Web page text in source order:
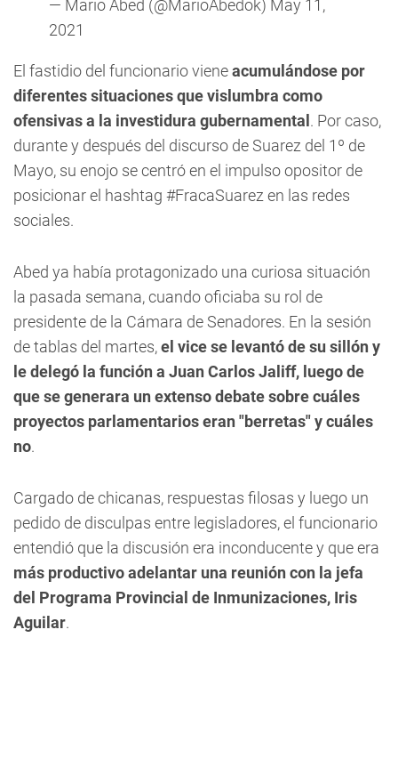
— Mario Abed (@MarioAbedok) May 11,
2021
El fastidio del funcionario vieneacumulándose por
diferentes situaciones que vislumbra como
ofensivas a la investidura gubernamental . Por caso,
durante y después del discurso de Suarez del 1º de
Mayo, su enojo se centró en el impulso opositor de
posicionar el hashtag #FracaSuarez en las redes
sociales.
Abed ya había protagonizado una curiosa situación
la pasada semana, cuando oficiaba su rol de
presidente de la Cámara de Senadores. En la sesión
de tablas del martes,el vice se levantó de su sillón y
le delegó la función a Juan Carlos Jaliff, luego de
que se generara un extenso debate sobre cuáles
proyectos parlamentarios eran "berretas" y cuáles
no.
Cargado de chicanas, respuestas filosas y luego un
pedido de disculpas entre legisladores, el funcionario
entendió que la discusión era inconducente y que era
más productivo adelantar una reunión con la jefa
del Programa Provincial de Inmunizaciones, Iris
Aguilar.